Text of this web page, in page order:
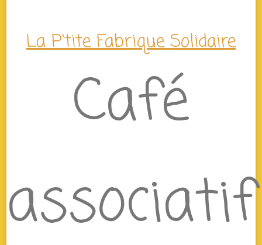
La P'tite Fabrique Solidaire
Café
associatif